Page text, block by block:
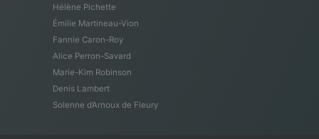
Hélène Pichette
Émilie Martineau-Vion
Fannie Caron-Roy
Alice Perron-Savard
Marie-Kim Robinson
Denis Lambert
Solenne d’Arnoux de Fleury